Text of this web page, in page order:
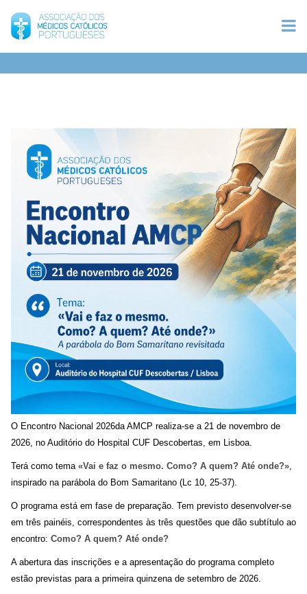
O Encontro Nacional 2026da AMCP realiza-se a 21 de novembro de
2026, no Auditório do Hospital CUF Descobertas, em Lisboa.
Terá como tema «Vai e faz o mesmo. Como? A quem? Até onde?»
inspirado na parábola do Bom Samaritano (Lc 10, 25-37).
O programa está em fase de preparação. Tem previsto desenvolver-se
em três painéis, correspondentes às três questões que dão subtítulo ao
encontro: Como? A quem? Até onde?
A abertura das inscrições e a apresentação do programa completo
estão previstas para a primeira quinzena de setembro de 2026.